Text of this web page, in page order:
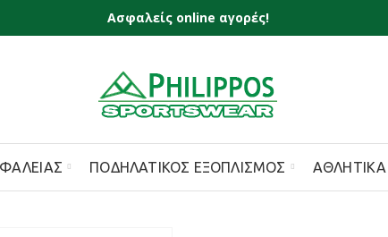
Ασφαλείς online αγορές!
ΠΟΔΗΛΑΤΙΚΌΣ ΕΞΟΠΛΙΣΜΌΣ ΑΘΛΗΤΙΚΆ